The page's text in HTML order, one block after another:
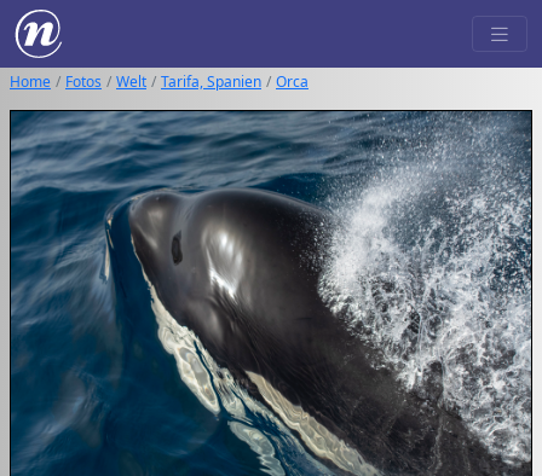
Home Fotos Welt Tarifa, Spanien Orca